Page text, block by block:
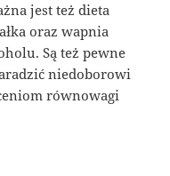
jest też dieta
oraz wapnia
Są też pewne
niedoborowi
równowagi